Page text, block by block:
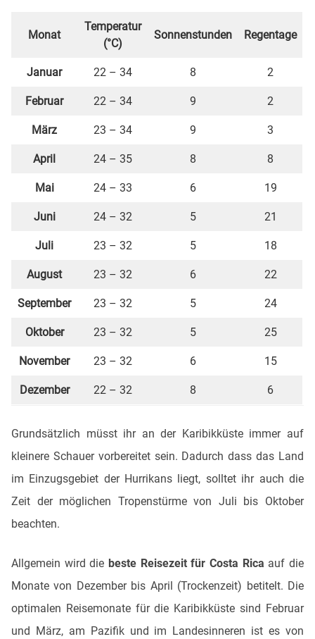
Monat
Temperatur
(°C)
Sonnenstunden Regentage
Januar 22 – 34 8 2
Februar 22 – 34 9 2
März 23 – 34 9 3
April 24 – 35 8 8
Mai 24 – 33 6 19
Juni 24 – 32 5 21
Juli 23 – 32 5 18
August 23 – 32 6 22
September 23 – 32 5 24
Oktober 23 – 32 5 25
November 23 – 32 6 15
Dezember 22 – 32 8 6
Grundsätzlich müsst ihr an der Karibikküste immer auf
kleinere Schauer vorbereitet sein. Dadurch dass das Land
im Einzugsgebiet der Hurrikans liegt, solltet ihr auch die
Zeit der möglichen Tropenstürme von Juli bis Oktober
beachten.
Allgemein wird die beste Reisezeit für Costa Rica auf die
Monate von Dezember bis April (Trockenzeit) betitelt. Die
optimalen Reisemonate für die Karibikküste sind Februar
und März, am Pazifik und im Landesinneren ist es von